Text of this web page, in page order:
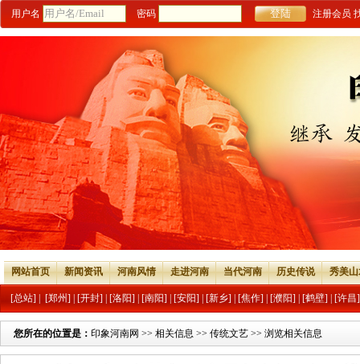
用户名 密码 注册会员
网站首页 新闻资讯 河南风情 走进河南 当代河南 历史传说 秀美
[总站] [郑州] [开封] [洛阳] [南阳] [安阳] [新乡] [焦作] [濮阳] [鹤壁] [许昌]
您所在的位置是： 印象河南网 >> 相关信息 >> 传统文艺 >> 浏览相关信息